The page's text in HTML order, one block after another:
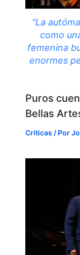
“La
como
femenina
enormes
Puros
Bellas
Críticas / Por